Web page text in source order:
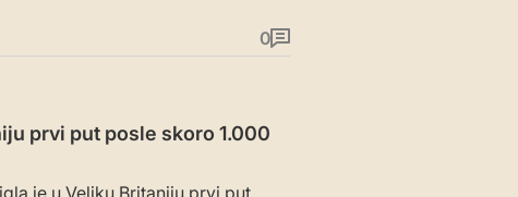
0
prvi put posle skoro 1.000
je u Veliku Britaniju prvi put